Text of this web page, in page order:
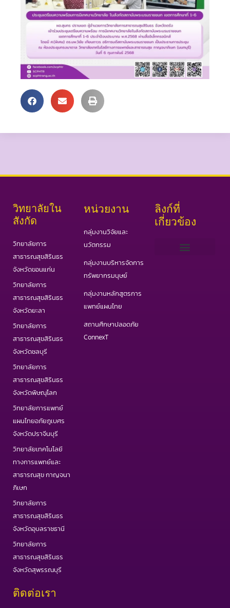
วิทยาลัยใน
สังกัด
วิทยาลัยการ
สาธารณสุขสิรินธร
จังหวัดขอนแก่น
วิทยาลัยการ
สาธารณสุขสิรินธร
จังหวัดยะลา
วิทยาลัยการ
สาธารณสุขสิรินธร
จังหวัดชลบุรี
วิทยาลัยการ
สาธารณสุขสิรินธร
จังหวัดพิษณุโลก
วิทยาลัยการแพทย์
แผนไทยอภัยภูเบศร
จังหวัดปราจีนบุรี
วิทยาลัยเทคโนโลยี
ทางการแพทย์และ
สาธารณสุข กาญจนา
ภิเษก
วิทยาลัยการ
สาธารณสุขสิรินธร
จังหวัดอุบลราชธานี
วิทยาลัยการ
สาธารณสุขสิรินธร
จังหวัดสุพรรณบุรี
หน่วยงาน
กลุ่มงานวิจัยและ
นวัตกรรม
กลุ่มงานบริหารจัดการ
ทรัพยากรมนุษย์
กลุ่มงานหลักสูตรการ
แพทย์แผนไทย
สถานศึกษาปลอดภัย
ConnexT
ลิงก์ที่
เกี่ยวข้อง
ติดต่อเรา